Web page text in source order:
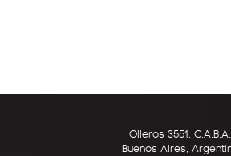
Olleros 3551, C.A.B.A.
Buenos Aires,